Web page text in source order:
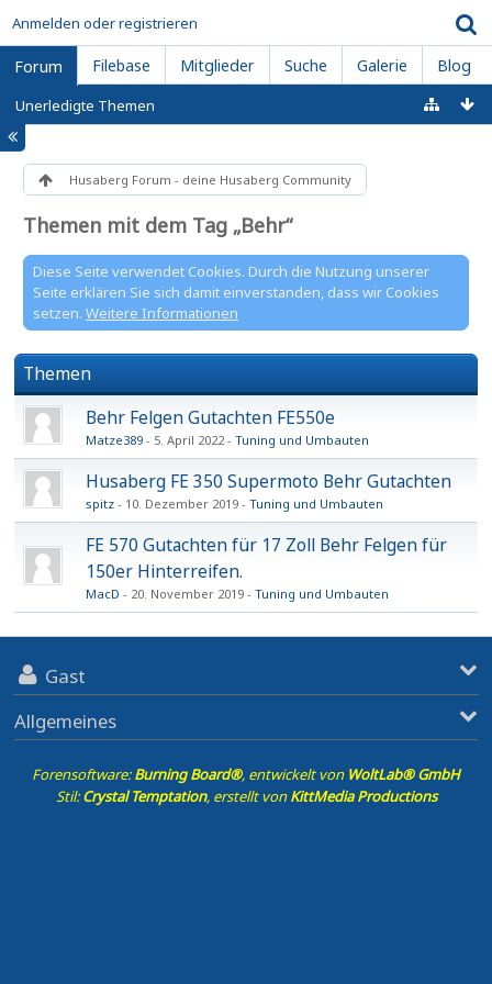
Anmelden oder registrieren
Forum Filebase Mitglieder Suche Galerie Blog
Unerledigte Themen
Husaberg Forum - deine Husaberg Community
Themen mit dem Tag „Behr“
Diese Seite verwendet Cookies. Durch die Nutzung unserer
Seite erklären Sie sich damit einverstanden, dass wir Cookies
setzen. Weitere Informationen
Themen
Behr Felgen Gutachten FE550e
Matze389 5. April 2022 Tuning und Umbauten
Husaberg FE 350 Supermoto Behr Gutachten
spitz 10. Dezember 2019 Tuning und Umbauten
FE 570 Gutachten für 17 Zoll Behr Felgen für
150er Hinterreifen.
MacD 20. November 2019 Tuning und Umbauten
Gast
Allgemeines
Forensoftware:Burning Board®, entwickelt von WoltLab® GmbH
Stil:Crystal Temptation, erstellt vonKittMedia Productions